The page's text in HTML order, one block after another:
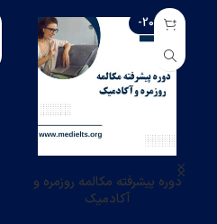
-20%
دوره پیشرفته مکالمه روزمره و
آکادمیک